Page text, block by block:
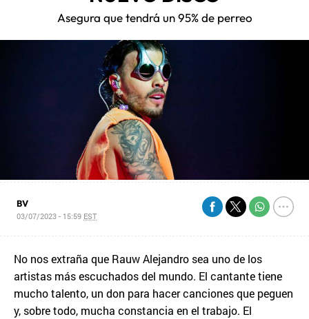
Asegura que tendrá un 95% de perreo
BV
03/07/2023 - 15:59 EST
No nos extraña que Rauw Alejandro sea uno de los
artistas más escuchados del mundo. El cantante tiene
mucho talento, un don para hacer canciones que peguen
y, sobre todo, mucha constancia en el trabajo. El